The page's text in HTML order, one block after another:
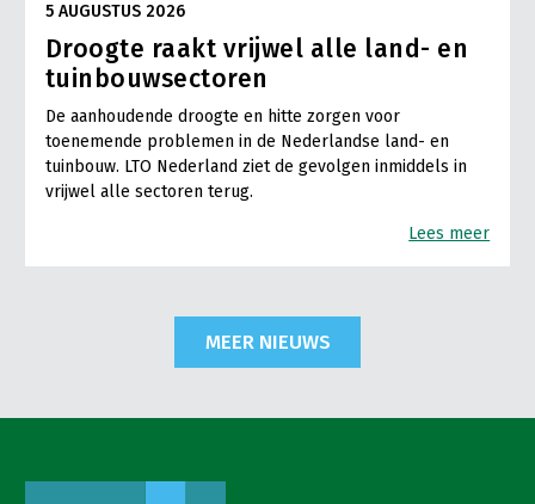
5 AUGUSTUS 2026
Droogte raakt vrijwel alle land- en
tuinbouwsectoren
De aanhoudende droogte en hitte zorgen voor
toenemende problemen in de Nederlandse land- en
tuinbouw. LTO Nederland ziet de gevolgen inmiddels in
vrijwel alle sectoren terug.
Lees meer
MEER NIEUWS